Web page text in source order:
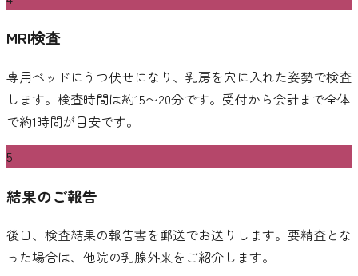
MRI検査
専用ベッドにうつ伏せになり、乳房を穴に入れた姿勢で検査
します。検査時間は約15〜20分です。受付から会計まで全体
で約1時間が目安です。
5
結果のご報告
後日、検査結果の報告書を郵送でお送りします。要精査とな
った場合は、他院の乳腺外来をご紹介します。